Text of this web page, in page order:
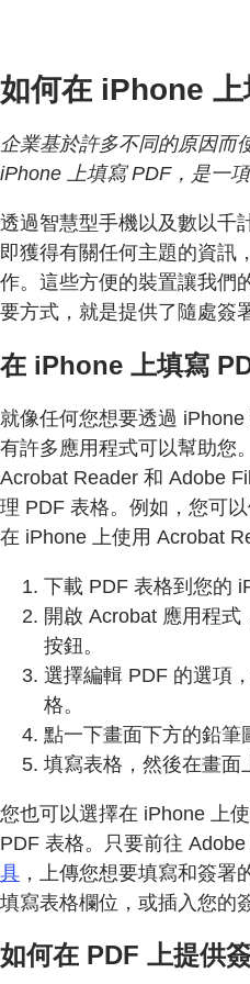
如何在 iPhone 上
企業基於許多不同的原因而
iPhone 上填寫 PDF，是一項
透過智慧型手機以及數以千
即獲得有關任何主題的資訊
作。這些方便的裝置讓我們
要方式，就是提供了隨處簽
在 iPhone 上填寫
就像任何您想要透過
有許多應用程式可以幫助您
Acrobat Reader 和 Adobe
理 PDF 表格。例如，您可
在 iPhone 上使用 Acrobat
下載 PDF 表格到您的
開啟 Acrobat 應用程
按鈕。
選擇編輯 PDF 的選項
格。
點一下畫面下方的鉛筆
填寫表格，然後在畫面
您也可以選擇在 iPhone 上
PDF 表格。只要前往
具 ，上傳您想要填寫和簽署
填寫表格欄位，或插入您的
如何在 PDF 上提供